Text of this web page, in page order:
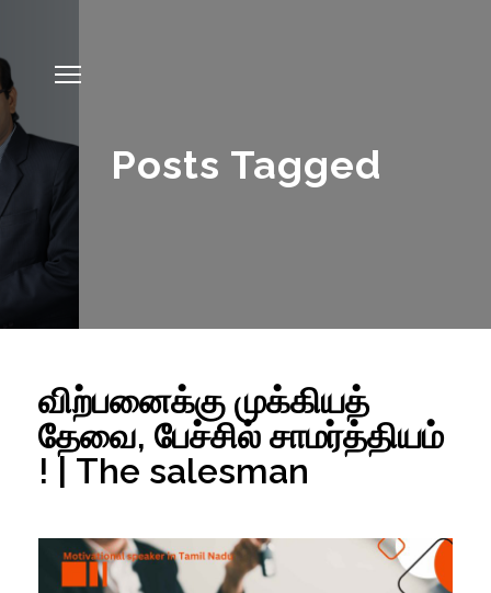
Posts Tagged
விற்பனைக்கு முக்கியத்
தேவை, பேச்சில் சாமர்த்தியம்
! | The salesman